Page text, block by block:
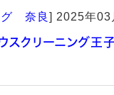
グ 奈良 ] 2025年03
スクリーニング王